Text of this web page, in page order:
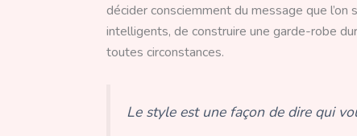
décider consciemment du message que
intelligents, de construire une garde-robe
toutes circonstances.
Le style est une façon de dire qui